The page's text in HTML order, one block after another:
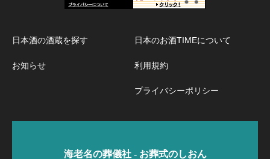
日本酒の酒蔵を探す
お知らせ
日本のお酒TIMEについて
利用規約
プライバシーポリシー
海老名の葬儀社 - お葬式のしおん